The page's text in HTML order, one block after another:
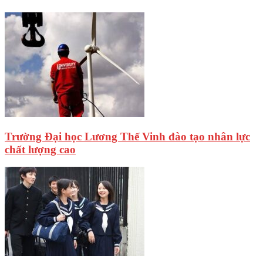
Trường Đại học Lương Thế Vinh đào tạo nhân lực
chất lượng cao